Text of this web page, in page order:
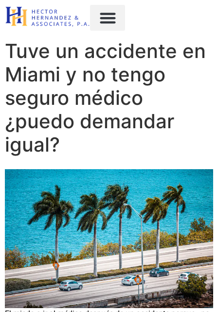
content
Tuve un accidente en
Miami y no tengo
seguro médico
¿puedo demandar
igual?